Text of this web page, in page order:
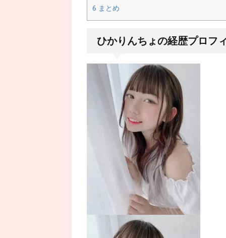
6 まとめ
ひかりんちょの経歴プロフ